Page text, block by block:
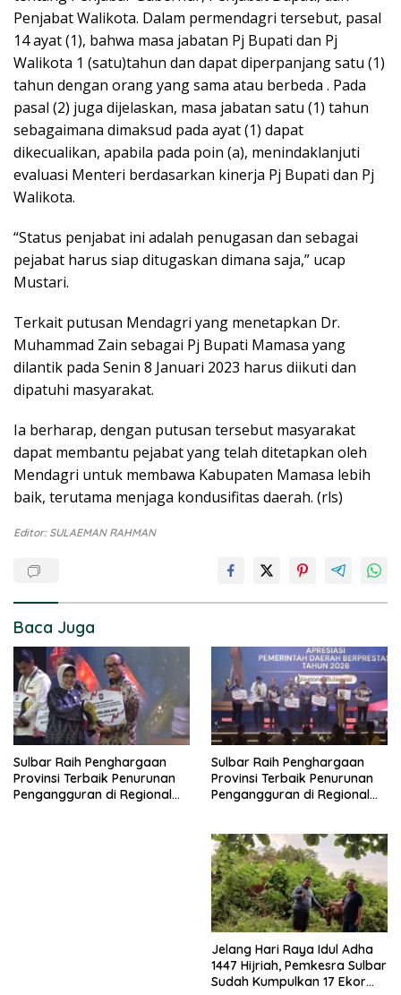
Penjabat Walikota. Dalam permendagri tersebut, pasal
14 ayat (1), bahwa masa jabatan Pj Bupati dan Pj
Walikota 1 (satu)tahun dan dapat diperpanjang satu (1)
tahun dengan orang yang sama atau berbeda . Pada
pasal (2) juga dijelaskan, masa jabatan satu (1) tahun
sebagaimana dimaksud pada ayat (1) dapat
dikecualikan, apabila pada poin (a), menindaklanjuti
evaluasi Menteri berdasarkan kinerja Pj Bupati dan Pj
Walikota.
“Status penjabat ini adalah penugasan dan sebagai
pejabat harus siap ditugaskan dimana saja,” ucap
Mustari.
Terkait putusan Mendagri yang menetapkan Dr.
Muhammad Zain sebagai Pj Bupati Mamasa yang
dilantik pada Senin 8 Januari 2023 harus diikuti dan
dipatuhi masyarakat.
Ia berharap, dengan putusan tersebut masyarakat
dapat membantu pejabat yang telah ditetapkan oleh
Mendagri untuk membawa Kabupaten Mamasa lebih
baik, terutama menjaga kondusifitas daerah. (rls)
Editor: SULAEMAN RAHMAN
Baca Juga
Sulbar Raih Penghargaan
Provinsi Terbaik Penurunan
Pengangguran di Regional
Sulbar Raih Penghargaan
Provinsi Terbaik Penurunan
Pengangguran di Regional
Jelang Hari Raya Idul Adha
1447 Hijriah, Pemkesra Sulbar
Sudah Kumpulkan 17 Ekor